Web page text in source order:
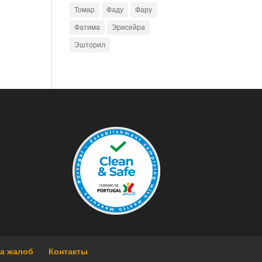
Томар
Фаду
Фару
Фатима
Эрисейра
Эшторил
жалоб Контакты